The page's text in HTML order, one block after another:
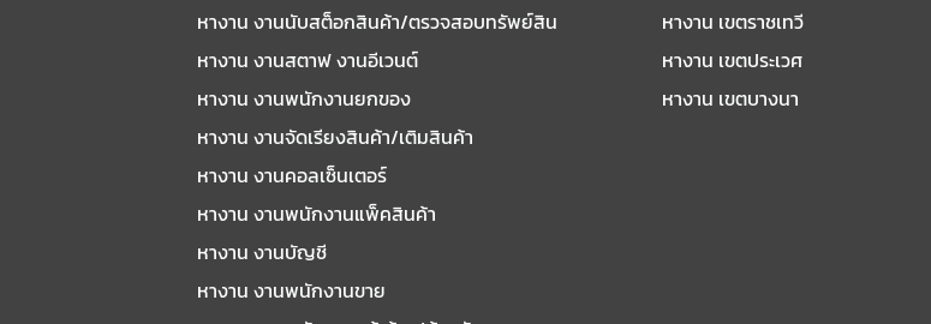
หางาน งานนับสต็อกสินค้า/ตรวจสอบทรัพย์สิน
หางาน งานสตาฟ งานอีเวนต์
หางาน งานพนักงานยกของ
หางาน งานจัดเรียงสินค้า/เติมสินค้า
หางาน งานคอลเซ็นเตอร์
หางาน งานพนักงานแพ็คสินค้า
หางาน งานบัญชี
หางาน งานพนักงานขาย
หางาน เขตราชเทวี
หางาน เขตประเวศ
หางาน เขตบางนา